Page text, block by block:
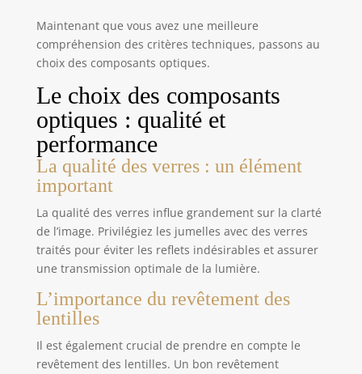
DURABLES ET ÉTANCHES : boîtier en aluminium
solide et durable, protège vos jumelles, avec
surface de préhension pour plus de sécurité.
Extérieur étanche GARANTIE ET ASSISTANCE
Celestron, un des leaders des marques de
télescopes installé en Californie depuis 1960. Votre
achat est assorti d’une garantie de 2 ans et de
l’assistance illimitée de notre équipe d’experts
Maintenant que vous avez une meilleure
compréhension des critères techniques, passons au
choix des composants optiques.
Le choix des composants
optiques : qualité et
performance
La qualité des verres : un élément
important
La qualité des verres influe grandement sur la clarté
de l’image. Privilégiez les jumelles avec des verres
traités pour éviter les reflets indésirables et assurer
une transmission optimale de la lumière.
L’importance du revêtement des
lentilles
Il est également crucial de prendre en compte le
revêtement des lentilles. Un bon revêtement